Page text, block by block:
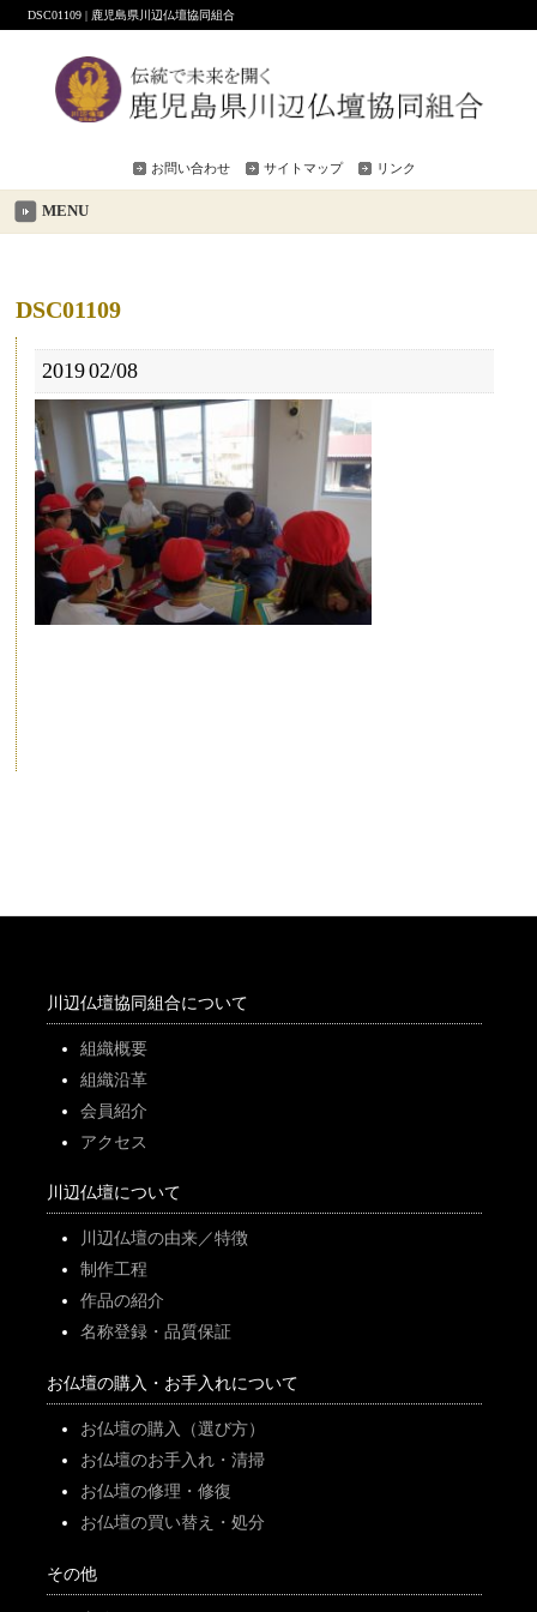
DSC01109 | 鹿児島県川辺仏壇協同組合
お問い合わせ サイトマップ リンク
MENU
DSC01109
02/08
2019
川辺仏壇協同組合について
組織概要
組織沿革
会員紹介
アクセス
川辺仏壇について
川辺仏壇の由来／特徴
制作工程
作品の紹介
名称登録・品質保証
お仏壇の購入・お手入れについて
お仏壇の購入（選び方）
お仏壇のお手入れ・清掃
お仏壇の修理・修復
お仏壇の買い替え・処分
その他